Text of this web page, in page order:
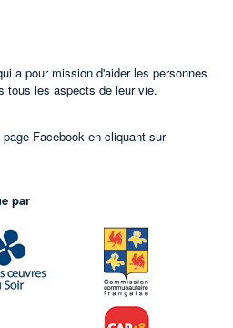
a pour mission d'aider les personnes
tous les aspects de leur vie.
Facebook en cliquant sur
par